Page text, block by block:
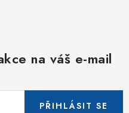
na váš e-mail
PŘIHLÁSIT SE